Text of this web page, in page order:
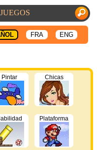
FRA ENG
Pintar Chicas
Plataforma